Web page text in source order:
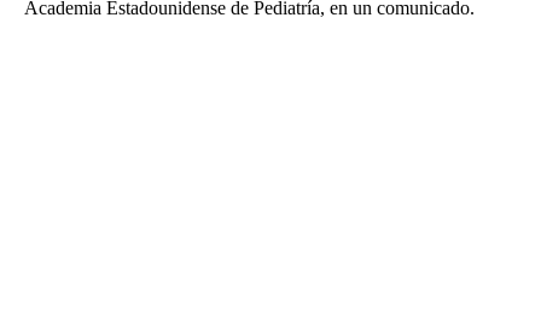
Academia Estadounidense de Pediatría, en un comunicado.